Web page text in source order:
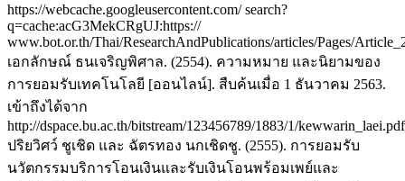
https://webcache.googleusercontent.com/ search?
q=cache:acG3MekCRgUJ:https://
www.bot.or.th/Thai/ResearchAndPublications/articles/Pages/
เอกลักษณ์ ธนเจริญพิศาล. (2554). ความหมาย และนิยามของ
การยอมรับเทคโนโลยี [ออนไลน์]. สืบค้นเมื่อ 1 ธันวาคม 2563.
เข้าถึงได้จาก
http://dspace.bu.ac.th/bitstream/123456789/1883/1/kewwarin_laei.pdf
ปริยวิศว์ ชูเชิด และ ฉัตรทอง นกเชิดชู. (2555). การยอมรับ
นวัตกรรมบริการโอนเงินและรับเงินโอนพร้อมเพย์และ